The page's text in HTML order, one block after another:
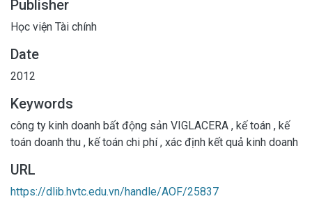
Publisher
Học viện Tài chính
Date
2012
Keywords
công ty kinh doanh bất động sản VIGLACERA , kế toán , kế
toán doanh thu , kế toán chi phí, xác định kết quả kinh doanh
URL
https://dlib.hvtc.edu.vn/handle/AOF/25837